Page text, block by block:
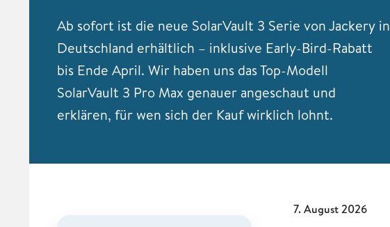
Ab sofort ist die neue SolarVault 3 Serie von Jackery in
Deutschland erhältlich – inklusive Early-Bird-Rabatt
bis Ende April. Wir haben uns das Top-Modell
SolarVault 3 Pro Max genauer angeschaut und
erklären, für wen sich der Kauf wirklich lohnt.
7. August 2026